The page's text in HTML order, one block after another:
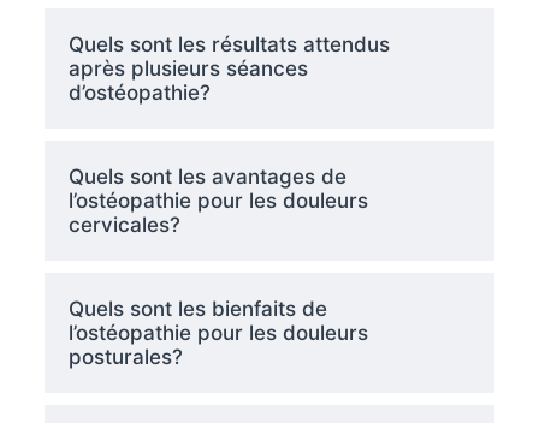
Quels sont les résultats attendus
après plusieurs séances
d’ostéopathie?
Quels sont les avantages de
l’ostéopathie pour les douleurs
cervicales?
Quels sont les bienfaits de
l’ostéopathie pour les douleurs
posturales?